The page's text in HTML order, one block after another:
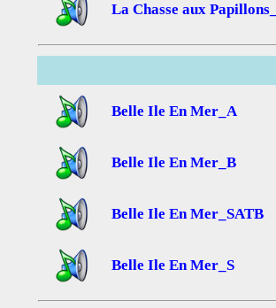
La Chasse aux
Belle Ile En Mer_A
Belle Ile En Mer_B
Belle Ile En Mer_SATB
Belle Ile En Mer_S